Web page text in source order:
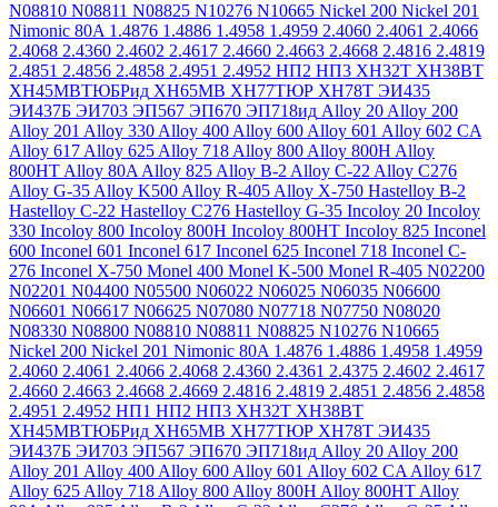
N08810 N08811 N08825 N10276 N10665 Nickel 200 Nickel 201
Nimonic 80A 1.4876 1.4886 1.4958 1.4959 2.4060 2.4061 2.4066
2.4068 2.4360 2.4602 2.4617 2.4660 2.4663 2.4668 2.4816 2.4819
2.4851 2.4856 2.4858 2.4951 2.4952 НП2 НП3 ХН32Т ХН38ВТ
ХН45МВТЮБРид ХН65МВ ХН77ТЮР ХН78Т ЭИ435
ЭИ437Б ЭИ703 ЭП567 ЭП670 ЭП718ид Alloy 20 Alloy 200
Alloy 201 Alloy 330 Alloy 400 Alloy 600 Alloy 601 Alloy 602 CA
Alloy 617 Alloy 625 Alloy 718 Alloy 800 Alloy 800H Alloy
800HT Alloy 80A Alloy 825 Alloy B-2 Alloy C-22 Alloy C276
Alloy G-35 Alloy K500 Alloy R-405 Alloy X-750 Hastelloy B-2
Hastelloy C-22 Hastelloy C276 Hastelloy G-35 Incoloy 20 Incoloy
330 Incoloy 800 Incoloy 800H Incoloy 800HT Incoloy 825 Inconel
600 Inconel 601 Inconel 617 Inconel 625 Inconel 718 Inconel C-
276 Inconel X-750 Monel 400 Monel K-500 Monel R-405 N02200
N02201 N04400 N05500 N06022 N06025 N06035 N06600
N06601 N06617 N06625 N07080 N07718 N07750 N08020
N08330 N08800 N08810 N08811 N08825 N10276 N10665
Nickel 200 Nickel 201 Nimonic 80A 1.4876 1.4886 1.4958 1.4959
2.4060 2.4061 2.4066 2.4068 2.4360 2.4361 2.4375 2.4602 2.4617
2.4660 2.4663 2.4668 2.4669 2.4816 2.4819 2.4851 2.4856 2.4858
2.4951 2.4952 НП1 НП2 НП3 ХН32Т ХН38ВТ
ХН45МВТЮБРид ХН65МВ ХН77ТЮР ХН78Т ЭИ435
ЭИ437Б ЭИ703 ЭП567 ЭП670 ЭП718ид Alloy 20 Alloy 200
Alloy 201 Alloy 400 Alloy 600 Alloy 601 Alloy 602 CA Alloy 617
Alloy 625 Alloy 718 Alloy 800 Alloy 800H Alloy 800HT Alloy